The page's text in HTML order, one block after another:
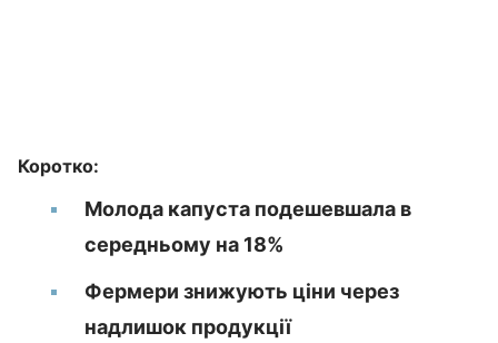
Коротко:
Молода капуста подешевшала в
середньому на 18%
Фермери знижують ціни через
надлишок продукції